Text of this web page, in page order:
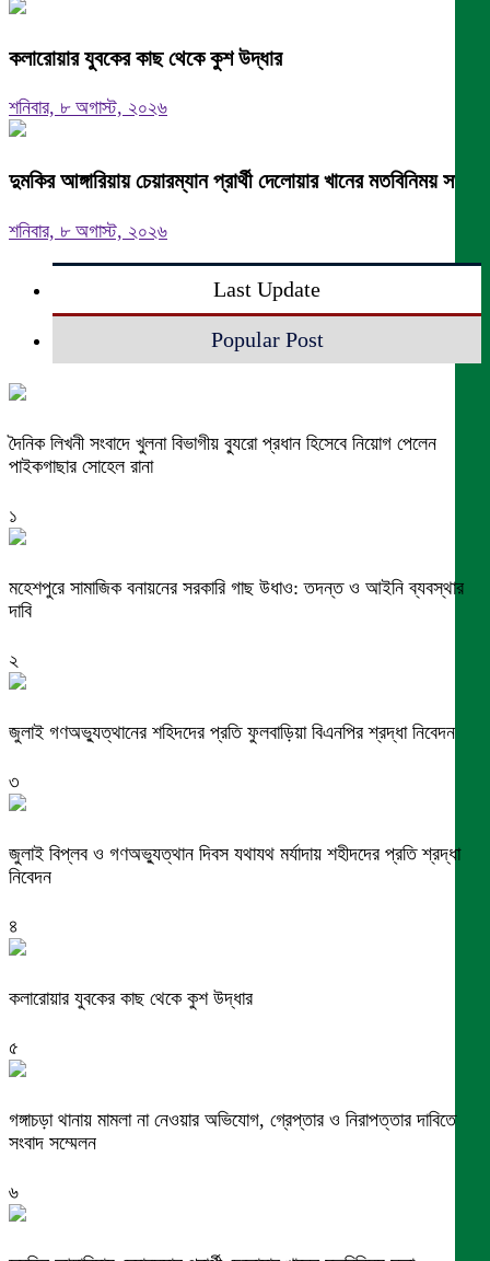
কলারোয়ার যুবকের কাছ থেকে কুশ উদ্ধার
শনিবার, ৮ অগাস্ট, ২০২৬
দুমকির আঙ্গারিয়ায় চেয়ারম্যান প্রার্থী দেলোয়ার খানের মতবিনিময় সভা
শনিবার, ৮ অগাস্ট, ২০২৬
Last Update
Popular Post
দৈনিক লিখনী সংবাদে খুলনা বিভাগীয় ব্যুরো প্রধান হিসেবে নিয়োগ পেলেন
পাইকগাছার সোহেল রানা
১
মহেশপুরে সামাজিক বনায়নের সরকারি গাছ উধাও: তদন্ত ও আইনি ব্যবস্থার
দাবি
২
জুলাই গণঅভ্যুত্থানের শহিদদের প্রতি ফুলবাড়িয়া বিএনপির শ্রদ্ধা নিবেদন
৩
জুলাই বিপ্লব ও গণঅভ্যুত্থান দিবস যথাযথ মর্যাদায় শহীদদের প্রতি শ্রদ্ধা
নিবেদন
৪
কলারোয়ার যুবকের কাছ থেকে কুশ উদ্ধার
৫
গঙ্গাচড়া থানায় মামলা না নেওয়ার অভিযোগ, গ্রেপ্তার ও নিরাপত্তার দাবিতে
সংবাদ সম্মেলন
৬